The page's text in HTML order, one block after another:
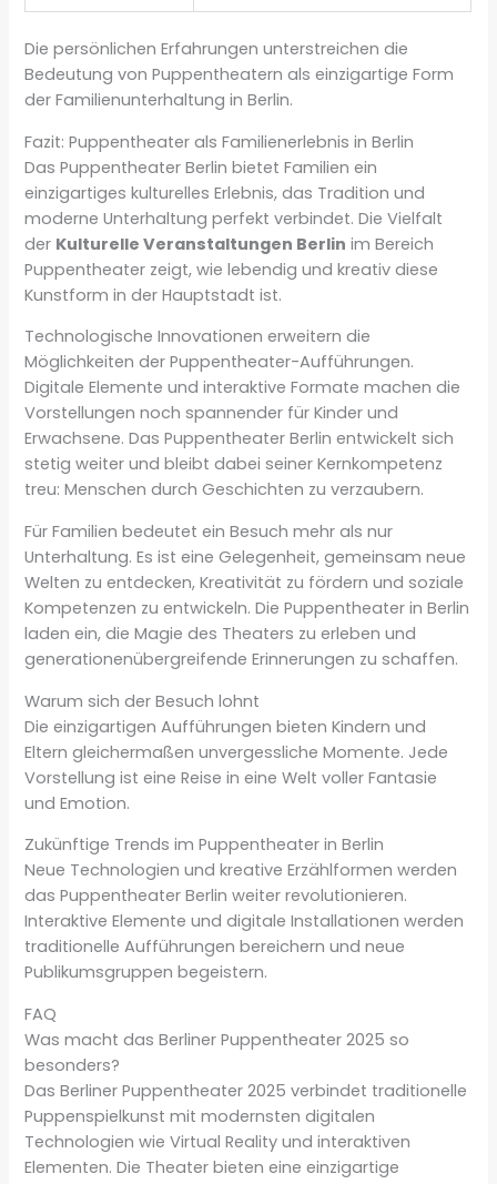
Die persönlichen Erfahrungen unterstreichen die
Bedeutung von Puppentheatern als einzigartige Form
der Familienunterhaltung in Berlin.
Fazit: Puppentheater als Familienerlebnis in Berlin
Das Puppentheater Berlin bietet Familien ein
einzigartiges kulturelles Erlebnis, das Tradition und
moderne Unterhaltung perfekt verbindet. Die Vielfalt
der Kulturelle Veranstaltungen Berlin im Bereich
Puppentheater zeigt, wie lebendig und kreativ diese
Kunstform in der Hauptstadt ist.
Technologische Innovationen erweitern die
Möglichkeiten der Puppentheater-Aufführungen.
Digitale Elemente und interaktive Formate machen die
Vorstellungen noch spannender für Kinder und
Erwachsene. Das Puppentheater Berlin entwickelt sich
stetig weiter und bleibt dabei seiner Kernkompetenz
treu: Menschen durch Geschichten zu verzaubern.
Für Familien bedeutet ein Besuch mehr als nur
Unterhaltung. Es ist eine Gelegenheit, gemeinsam neue
Welten zu entdecken, Kreativität zu fördern und soziale
Kompetenzen zu entwickeln. Die Puppentheater in Berlin
laden ein, die Magie des Theaters zu erleben und
generationenübergreifende Erinnerungen zu schaffen.
Warum sich der Besuch lohnt
Die einzigartigen Aufführungen bieten Kindern und
Eltern gleichermaßen unvergessliche Momente. Jede
Vorstellung ist eine Reise in eine Welt voller Fantasie
und Emotion.
Zukünftige Trends im Puppentheater in Berlin
Neue Technologien und kreative Erzählformen werden
das Puppentheater Berlin weiter revolutionieren.
Interaktive Elemente und digitale Installationen werden
traditionelle Aufführungen bereichern und neue
Publikumsgruppen begeistern.
FAQ
Was macht das Berliner Puppentheater 2025 so
besonders?
Das Berliner Puppentheater 2025 verbindet traditionelle
Puppenspielkunst mit modernsten digitalen
Technologien wie Virtual Reality und interaktiven
Elementen. Die Theater bieten eine einzigartige